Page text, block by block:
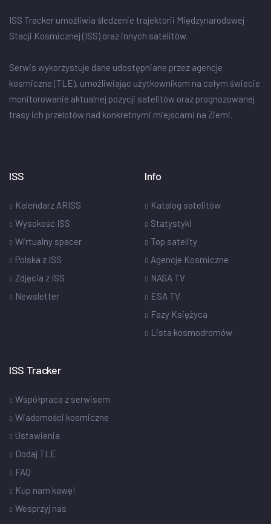
ISS Tracker umożliwia śledzenie trajektorii Międzynarodowej
Stacji Kosmicznej (ISS) oraz innych satelitów.
Serwis wykorzystuje dane udostępniane przez agencje
kosmiczne (TLE), umożliwiając użytkownikom na całym świecie
monitorowanie aktualnej pozycji satelitów oraz prognozowanej
trasy ich przelotów nad konkretnymi miejscami na Ziemi.
ISS
Kalendarz ARISS
Wysokość ISS
Wirtualny spacer
Polska z ISS
Zdjęcia z ISS
Newsletter
Info
Katalog satelitów
Statystyki
Top satelity
Agencje Kosmiczne
NASA TV
ESA TV
Fazy Księżyca
Lista kosmodromów
ISS Tracker
Współpraca z serwisem
Wiadomości kosmiczne
Ustawienia
Dodaj TLE
FAQ
Kup nam kawę!
Wesprzyj nas